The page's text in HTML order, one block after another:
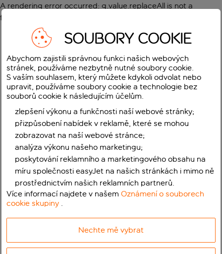
A rendering error occurred: g.value.replaceAll is not a
function
SOUBORY COOKIE
Abychom zajistili správnou funkci našich webových
stránek, používáme nezbytně nutné soubory cookie.
S vaším souhlasem, který můžete kdykoli odvolat nebo
upravit, používáme soubory cookie a technologie bez
souborů cookie k následujícím účelům.
zlepšení výkonu a funkčnosti naší webové stránky;
přizpůsobení nabídek v reklamě, které se mohou
zobrazovat na naší webové stránce;
analýza výkonu našeho marketingu;
poskytování reklamního a marketingového obsahu na
míru společnosti easyJet na našich stránkách i mimo ně
prostřednictvím našich reklamních partnerů.
Více informací najdete v našemOznámení o souborech
cookie skupiny .
Nechte mě vybrat